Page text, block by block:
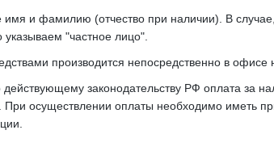
и фамилию (отчество при наличии). В
"частное лицо".
производится непосредственно в
законодательству РФ оплата за
осуществлении оплаты необходимо иметь